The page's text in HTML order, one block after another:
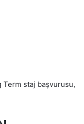
Term staj başvurusu,